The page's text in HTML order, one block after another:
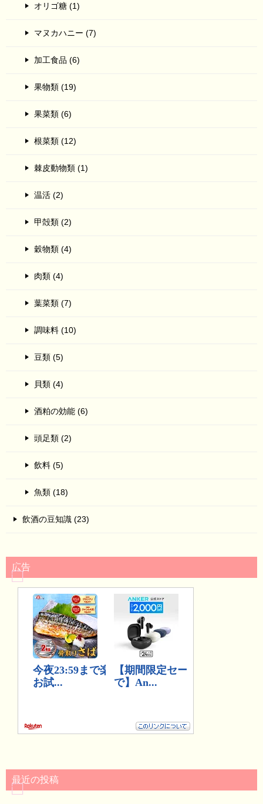
オリゴ糖 (1)
マヌカハニー (7)
加工食品 (6)
果物類 (19)
果菜類 (6)
根菜類 (12)
棘皮動物類 (1)
温活 (2)
甲殻類 (2)
穀物類 (4)
肉類 (4)
葉菜類 (7)
調味料 (10)
豆類 (5)
貝類 (4)
酒粕の効能 (6)
頭足類 (2)
飲料 (5)
魚類 (18)
飲酒の豆知識 (23)
広告
最近の投稿